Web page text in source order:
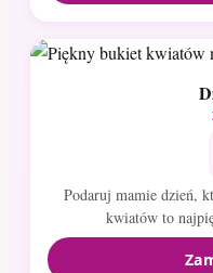
Podaruj mamie dzień,
kwiatów to